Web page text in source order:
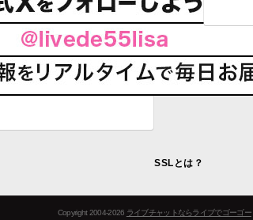
SSLとは？
Copyright 2004-2026 ライブチャットならライブでゴーゴー